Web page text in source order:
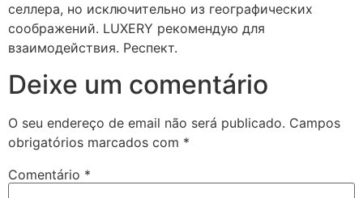
селлера, но исключительно из географических
соображений. LUXERY рекомендую для
взаимодействия. Респект.
Deixe um comentário
O seu endereço de email não será publicado. Campos
obrigatórios marcados com *
Comentário *